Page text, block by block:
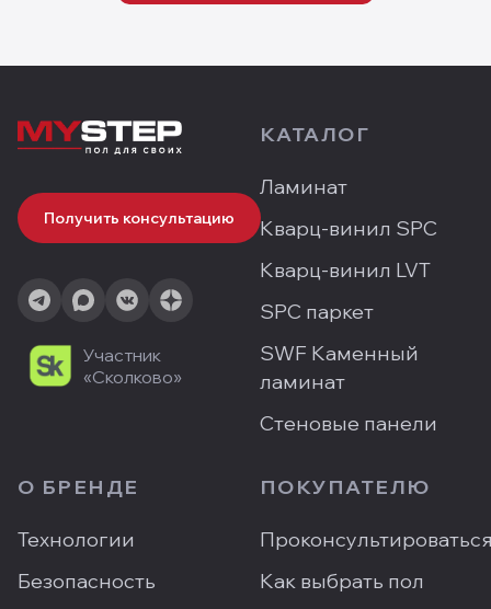
Получить консультацию
Участник
«Сколково»
КАТАЛОГ
Ламинат
Кварц-винил SPC
Кварц-винил LVT
SPC паркет
SWF Каменный
ламинат
Стеновые панели
О БРЕНДЕ
Технологии
Безопасность
ПОКУПАТЕЛЮ
Как выбрать пол